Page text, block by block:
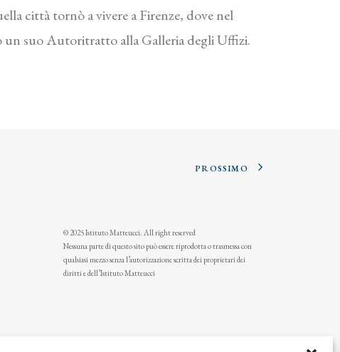
città tornò a vivere a Firenze, dove nel
un suo Autoritratto alla Galleria degli Uffizi.
PROSSIMO
© 2025 Istituto Matteucci. All right reserved
Nessuna parte di questo sito può essere riprodotta o trasmessa con
qualsiasi mezzo senza l’autorizzazione scritta dei proprietari dei
diritti e dell’Istituto Matteucci